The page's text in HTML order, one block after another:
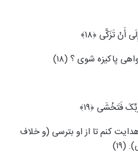
تَزَکَّى ﴿۱۸﴾
پاکیزه شوی ؟ (۱۸)
فَتَخْشَى ﴿۱۹﴾
کنم تا از او بترسی (و خلاف
(۱۹)